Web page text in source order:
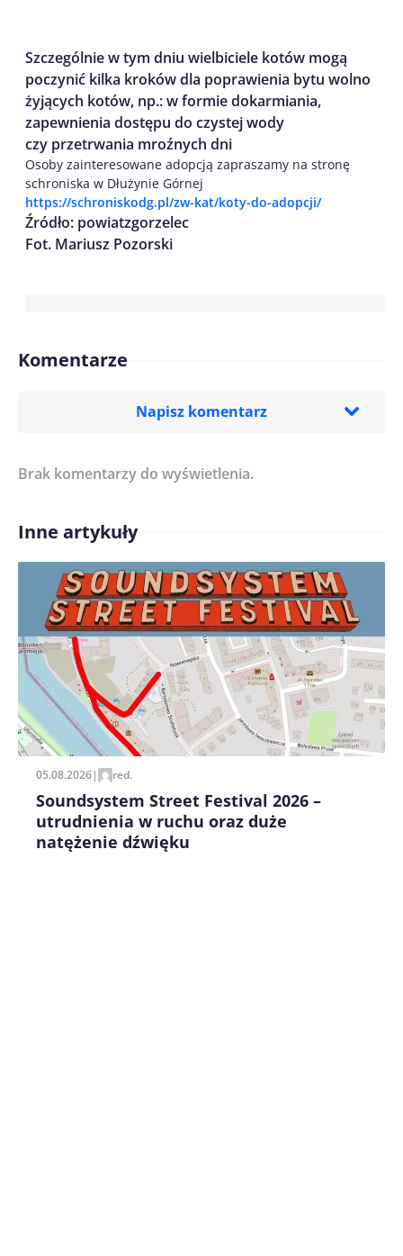
Szczególnie w tym dniu wielbiciele kotów mogą
poczynić kilka kroków dla poprawienia bytu wolno
żyjących kotów, np.: w formie dokarmiania,
zapewnienia dostępu do czystej wody
czy przetrwania mroźnych dni
Osoby zainteresowane adopcją zapraszamy na stronę
schroniska w Dłużynie Górnej
https://schroniskodg.pl/zw-kat/koty-do-adopcji/
Źródło: powiatzgorzelec
Fot. Mariusz Pozorski
Komentarze
Napisz komentarz
Treść komentarza*
Imię/ Nick*
Zapamiętaj moje dane w tej przeglądarce podczas
pisania kolejnych komentarzy.
Brak komentarzy do wyświetlenia.
Inne artykuły
05.08.2026| red.
Soundsystem Street Festival 2026 –
utrudnienia w ruchu oraz duże
natężenie dźwięku